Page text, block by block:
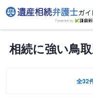
相続に強い鳥
全32